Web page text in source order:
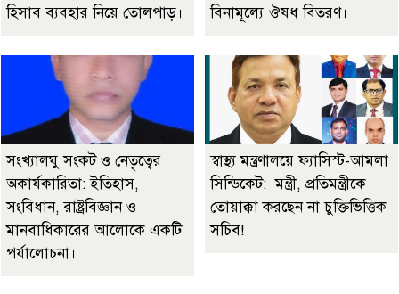
হিসাব ব্যবহার নিয়ে তোলপাড়।
বিনামূল্যে ঔষধ বিতরণ।
সংখ্যালঘু সংকট ও নেতৃত্বের
অকার্যকারিতা: ইতিহাস,
সংবিধান, রাষ্ট্রবিজ্ঞান ও
মানবাধিকারের আলোকে একটি
পর্যালোচনা।
স্বাস্থ্য মন্ত্রণালয়ে ফ্যাসিস্ট-আমলা
সিন্ডিকেট: মন্ত্রী, প্রতিমন্ত্রীকে
তোয়াক্কা করছেন না চুক্তিভিত্তিক
সচিব!